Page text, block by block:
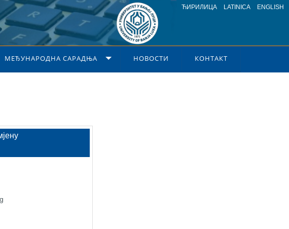
ЋИРИЛИЦА LATINICA ENGLISH
МЕЂУНАРОДНА САРАДЊА НОВОСТИ КОНТАКТ